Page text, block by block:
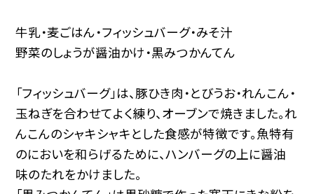
牛乳・麦ごはん・フィッシュバーグ・みそ汁
野菜のしょうが醤油かけ・黒みつかんてん
「フィッシュバーグ」は、豚ひき肉・とびうお・れんこん・
玉ねぎを合わせてよく練り、オーブンで焼きました。れ
んこんのシャキシャキとした食感が特徴です。魚特有
のにおいを和らげるために、ハンバーグの上に醤油
味のたれをかけました。